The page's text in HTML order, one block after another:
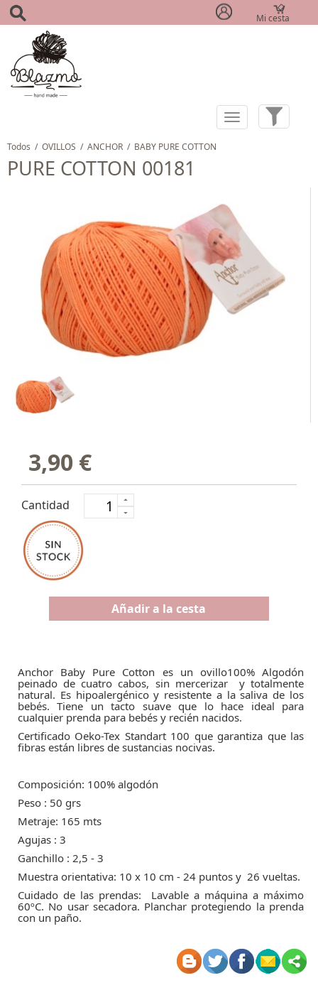
Mi cesta
Todos / OVILLOS / ANCHOR / BABY PURE COTTON
PURE COTTON 00181
3,90 €
Cantidad
Anchor Baby Pure Cotton es un ovillo100% Algodón
peinado de cuatro cabos, sin mercerizar y totalmente
natural. Es hipoalergénico y resistente a la saliva de los
bebés. Tiene un tacto suave que lo hace ideal para
cualquier prenda para bebés y recién nacidos.
Certificado Oeko-Tex Standart 100 que garantiza que las
fibras están libres de sustancias nocivas.
Composición: 100% algodón
Peso : 50 grs
Metraje: 165 mts
Agujas : 3
Ganchillo : 2,5 - 3
Muestra orientativa: 10 x 10 cm - 24 puntos y 26 vueltas.
Cuidado de las prendas: Lavable a máquina a máximo
60ºC. No usar secadora. Planchar protegiendo la prenda
con un paño.